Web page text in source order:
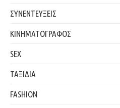
ΣΥΝΕΝΤΕΥΞΕΙΣ
ΚΙΝΗΜΑΤΟΓΡΑΦΟΣ
SEX
ΤΑΞΙΔΙΑ
FASHION